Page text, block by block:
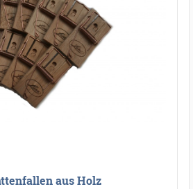
aus Holz